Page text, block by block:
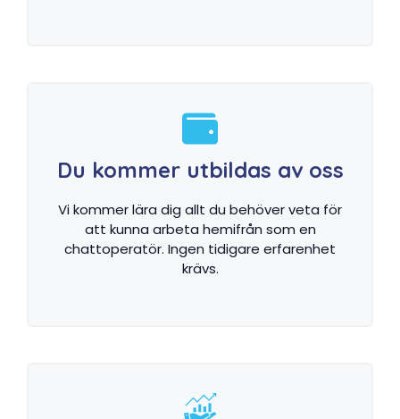
Du kommer utbildas av oss
Vi kommer lära dig allt du behöver veta för
att kunna arbeta hemifrån som en
chattoperatör. Ingen tidigare erfarenhet
krävs.